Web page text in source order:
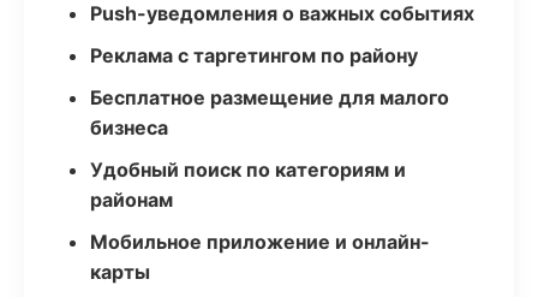
Push-уведомления о важных событиях
Реклама с таргетингом по району
Бесплатное размещение для малого
бизнеса
Удобный поиск по категориям и
районам
Мобильное приложение и онлайн-
карты